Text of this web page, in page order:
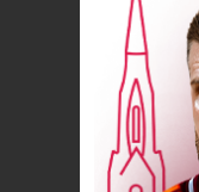
45